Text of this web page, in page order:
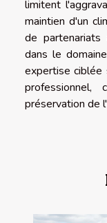
limitent
maintien d'un
de partenariats
dans le
expertise ciblée
professionnel,
préservation de